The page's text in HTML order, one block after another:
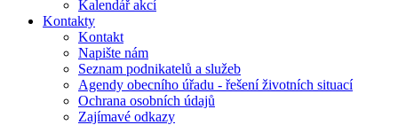
Kalendář akcí
Kontakty
Kontakt
Napište nám
Seznam podnikatelů a služeb
Agendy obecního úřadu - řešení životních situací
Ochrana osobních údajů
Zajímavé odkazy